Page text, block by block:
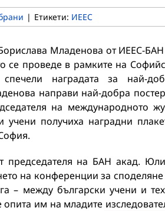
| Етикети: ИЕЕС
Младенова от ИЕЕС-БАН
се проведе в рамките на
наградата за най-
направи най-добра
на международното
получиха наградни
председателя на БАН акад.
на конференции за споделяне
– между български учени и
им на младите